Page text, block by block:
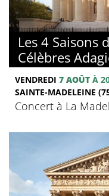
Les 4 Saisons
Célèbres
VENDREDI 7 AOÛT À
SAINTE-MADELEINE
Concert à La